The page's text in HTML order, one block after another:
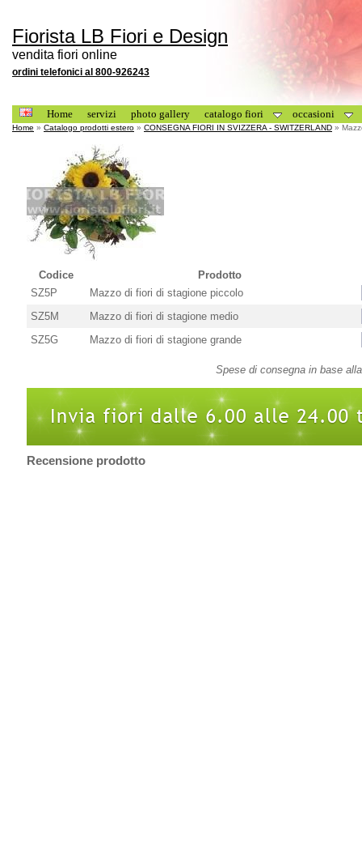
Fiorista LB Fiori e Design
vendita fiori online
ordini telefonici al 800-926243
Home servizi photo gallery catalogo fiori occasioni
Home » Catalogo prodotti estero » CONSEGNA FIORI IN SVIZZERA - SWITZERLAND »
Codice
Prodotto
SZ5P
Mazzo di fiori di stagione piccolo
SZ5M
Mazzo di fiori di stagione medio
SZ5G
Mazzo di fiori di stagione grande
Spese di consegna in base
Recensione prodotto